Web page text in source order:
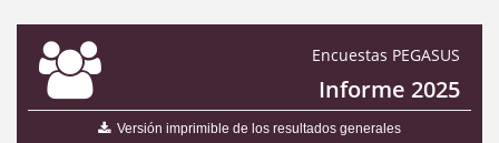
Encuestas PEGASUS
Informe 2025
Versión imprimible de los resultados generales